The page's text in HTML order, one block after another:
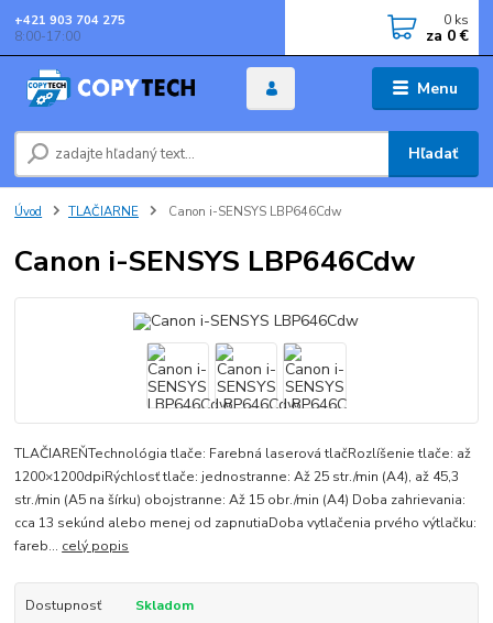
Menu
Hľadať
+421 903 704 275
8:00-17:00
0 ks
za 0 €
Úvod TLAČIARNE Canon i-SENSYS LBP646Cdw
Canon i-SENSYS LBP646Cdw
TLAČIAREŇTechnológia tlače: Farebná laserová tlačRozlíšenie tlače: až
1200×1200dpiRýchlosť tlače: jednostranne: Až 25 str./min (A4), až 45,3
str./min (A5 na šírku) obojstranne: Až 15 obr./min (A4) Doba zahrievania:
cca 13 sekúnd alebo menej od zapnutiaDoba vytlačenia prvého výtlačku:
fareb... celý popis
Dostupnosť Skladom